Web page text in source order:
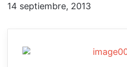
14 septiembre, 2013